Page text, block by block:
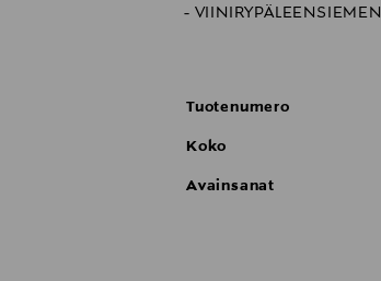
-
Tehosta
ja kasvovoiteella / -öljyllä.
YOUNGBLOOD:n
parhaita ainesosia ja
Tuotenumero
Koko
Avainsanat